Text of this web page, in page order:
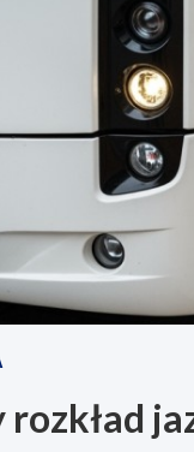
rozkład